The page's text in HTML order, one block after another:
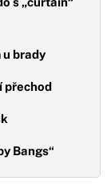
u brady
přechod
Bangs“